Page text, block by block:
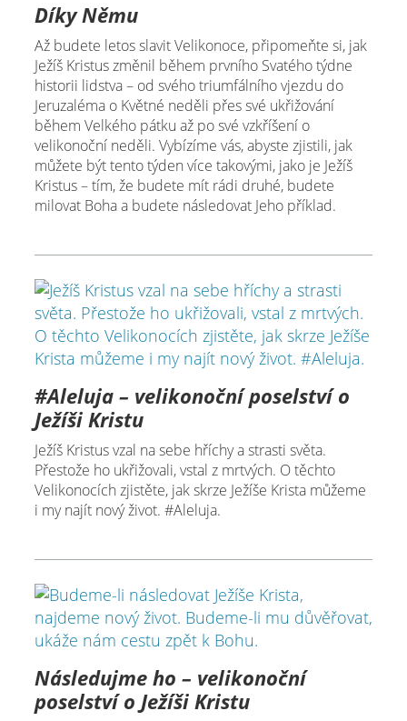
Díky Němu
Až budete letos slavit Velikonoce, připomeňte si, jak
Ježíš Kristus změnil během prvního Svatého týdne
historii lidstva – od svého triumfálního vjezdu do
Jeruzaléma o Květné neděli přes své ukřižování
během Velkého pátku až po své vzkříšení o
velikonoční neděli. Vybízíme vás, abyste zjistili, jak
můžete být tento týden více takovými, jako je Ježíš
Kristus – tím, že budete mít rádi druhé, budete
milovat Boha a budete následovat Jeho příklad.
#Aleluja – velikonoční poselství o
Ježíši Kristu
Ježíš Kristus vzal na sebe hříchy a strasti světa.
Přestože ho ukřižovali, vstal z mrtvých. O těchto
Velikonocích zjistěte, jak skrze Ježíše Krista můžeme
i my najít nový život. #Aleluja.
Následujme ho – velikonoční
poselství o Ježíši Kristu